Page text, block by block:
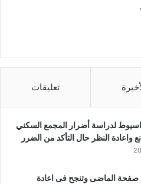
تعليقات
لدراسة أضرار المجمع السكني
واعادة النظر حال التأكد من الضرر
الماضى وتنجح فى اعادة